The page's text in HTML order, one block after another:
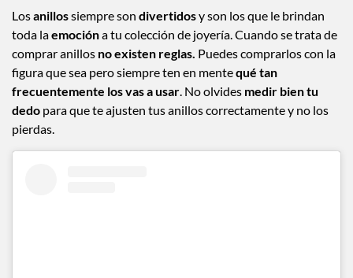
Losanillossiempre son divertidosy son los que le brindan
toda laemocióna tu colección de joyería. Cuando se trata de
comprar anillos no existen reglas. Puedes comprarlos con la
figura que sea pero siempre ten en mentequé tan
frecuentemente los vas a usar . No olvides medir bien tu
dedo para que te ajusten tus anillos correctamente y no los
pierdas.